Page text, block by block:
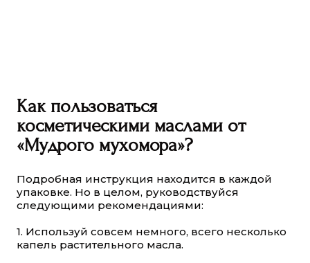
Как пользоваться
косметическими маслами от
«Мудрого мухомора»?
Подробная инструкция находится в каждой
упаковке. Но в целом, руководствуйся
следующими рекомендациями:
1. Используй совсем немного, всего несколько
капель растительного масла.